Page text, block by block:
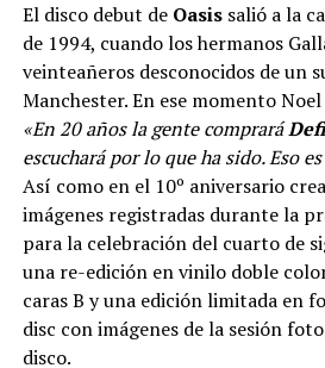
El disco debut de Oasissalió a la
de 1994, cuando los hermanos
veinteañeros desconocidos de un
Manchester. En ese momento
«En 20 años la gente comprará
escuchará por lo que ha sido. Eso
Así como en el 10º aniversario
imágenes registradas durante la
para la celebración del cuarto de
una re-edición en vinilo doble
caras B y una edición limitada en
disc con imágenes de la sesión
disco.